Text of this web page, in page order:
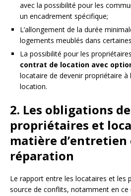
avec la possibilité pour les
un encadrement spécifique;
L’allongement de la durée
logements meublés dans
La possibilité pour les
contrat de location avec
locataire de devenir propriétaire à
location.
2. Les obligations
propriétaires et
matière d’entretien
réparation
Le rapport entre les locataires et les
source de conflits, notamment en ce